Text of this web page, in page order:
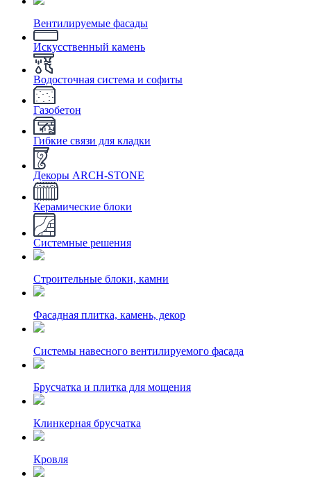
Вентилируемые фасады
Искусственный камень
Водосточная система и софиты
Газобетон
Гибкие связи для кладки
Декоры ARCH-STONE
Керамические блоки
Системные решения
Строительные блоки, камни
Фасадная плитка, камень, декор
Системы навесного вентилируемого фасада
Брусчатка и плитка для мощения
Клинкерная брусчатка
Кровля